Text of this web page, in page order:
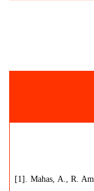
[1]. Mahas, A., R.